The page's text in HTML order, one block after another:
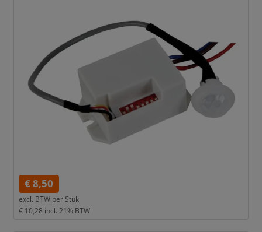
€ 8,50
excl. BTW per Stuk
€ 10,28 incl. 21% BTW